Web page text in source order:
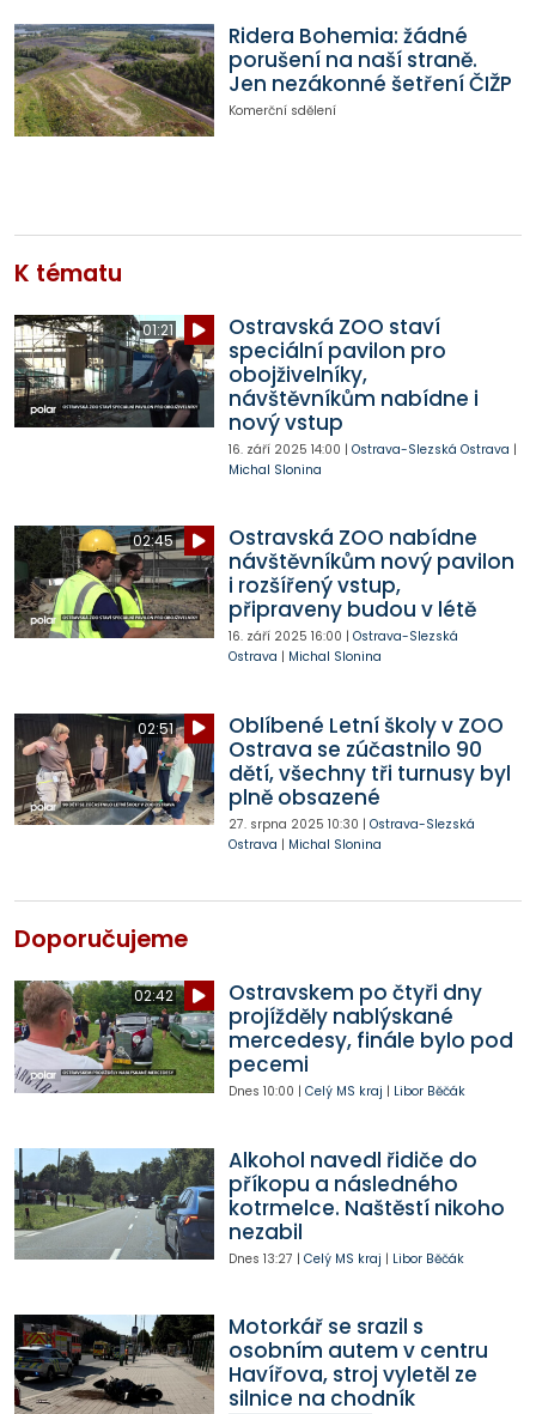
Ridera Bohemia: žádné
porušení na naší straně.
Jen nezákonné šetření ČIŽP
Komerční sdělení
K tématu
01:21
Ostravská ZOO staví
speciální pavilon pro
obojživelníky,
návštěvníkům nabídne i
nový vstup
16. září 2025 14:00 | Ostrava-Slezská Ostrava |
Michal Slonina
02:45
Ostravská ZOO nabídne
návštěvníkům nový pavilon
i rozšířený vstup,
připraveny budou v létě
16. září 2025 16:00 | Ostrava-Slezská
Ostrava | Michal Slonina
02:51
Oblíbené Letní školy v ZOO
Ostrava se zúčastnilo 90
dětí, všechny tři turnusy byl
plně obsazené
27. srpna 2025 10:30 | Ostrava-Slezská
Ostrava | Michal Slonina
Doporučujeme
02:42
Ostravskem po čtyři dny
projížděly nablýskané
mercedesy, finále bylo pod
pecemi
Dnes 10:00 | Celý MS kraj | Libor Běčák
Alkohol navedl řidiče do
příkopu a následného
kotrmelce. Naštěstí nikoho
nezabil
Dnes 13:27 | Celý MS kraj | Libor Běčák
Motorkář se srazil s
osobním autem v centru
Havířova, stroj vyletěl ze
silnice na chodník